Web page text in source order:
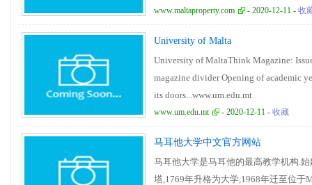
www.maltaproperty.com - 2020-12-11 - 收
University of Malta
University of MaltaThink Magazine:
magazine divider Opening of academic
its doors...www.um.edu.mt
www.um.edu.mt - 2020-12-11 - 收藏
马耳他大学中文官方网站
马耳他大学是马耳他的最高教学机构.
塔,1769年升格为大学,1968年迁至位于